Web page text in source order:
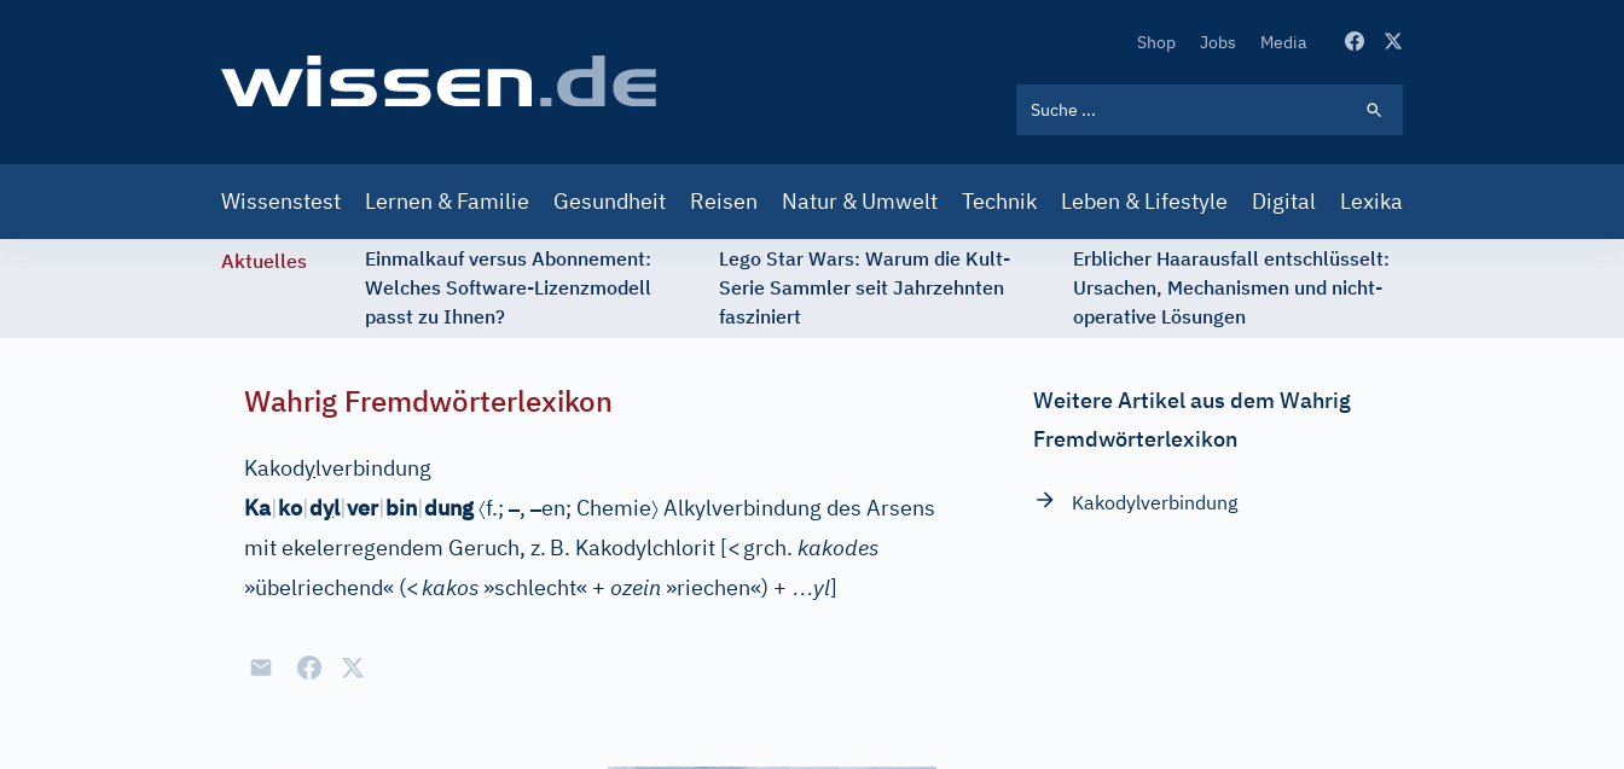
Secondary
Shop Jobs Media
navigation
Wissenstest Lernen & Familie Gesundheit Reisen Natur & Umwelt Technik Leben & Lifestyle Digital Lexika
Aktuelles
Einmalkauf versus Abonnement:
Welches Software-Lizenzmodell
passt zu Ihnen?
Lego Star Wars: Warum die Kult-
Serie Sammler seit Jahrzehnten
fasziniert
Erblicher Haarausfall entschlüsselt:
Ursachen, Mechanismen und nicht-
operative Lösungen
Wahrig Fremdwörterlexikon
Kakodylverbindung
Ka|ko|dyl|ver|bin|dung〈f.;–,–en; Chemie〉Alkylverbindung des Arsens
mit ekelerregendem Geruch, z. B. Kakodylchlorit [<grch. kakodes
»übelriechend« (<kakos »schlecht« + ozein »riechen«) + …yl]
Weitere Artikel aus dem Wahrig
Fremdwörterlexikon
Kakodylverbindung